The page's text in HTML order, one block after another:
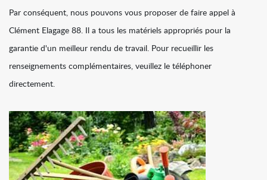
Par conséquent, nous pouvons vous proposer de faire appel à
Clément Elagage 88. Il a tous les matériels appropriés pour la
garantie d'un meilleur rendu de travail. Pour recueillir les
renseignements complémentaires, veuillez le téléphoner
directement.